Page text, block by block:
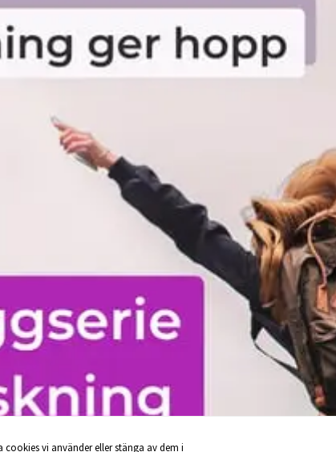
vi använder eller stänga av dem i